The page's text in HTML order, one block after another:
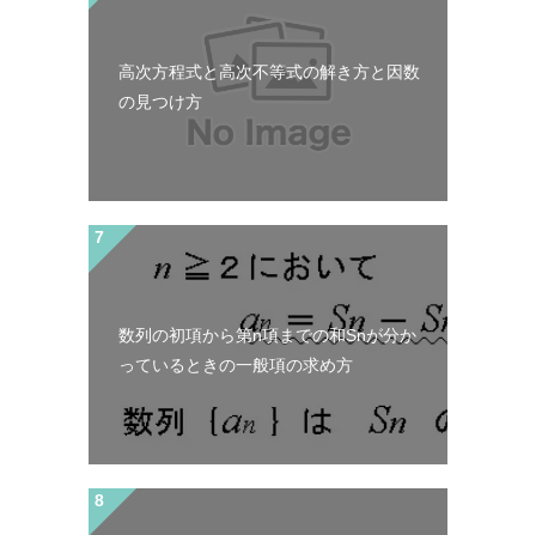
高次方程式と高次不等式の解き方と因数
の見つけ方
数列の初項から第n項までの和Snが分か
っているときの一般項の求め方